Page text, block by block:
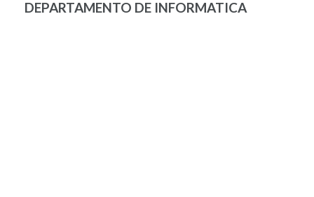
DEPARTAMENTO DE INFORMATICA